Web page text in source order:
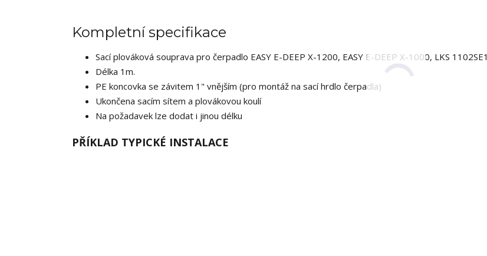
Kompletní specifikace
Sací plováková souprava pro čerpadlo EASY E-DEEP X-1200, EASY E-DEEP X-1000, LKS 1102SE1
Délka 1m.
PE koncovka se závitem 1" vnějším (pro montáž na sací hrdlo čerpadla)
Ukončena sacím sítem a plovákovou koulí
Na požadavek lze dodat i jinou délku
PŘÍKLAD TYPICKÉ INSTALACE